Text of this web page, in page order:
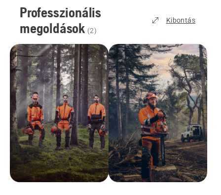
Professzionális
megoldások (2)
Kibontás